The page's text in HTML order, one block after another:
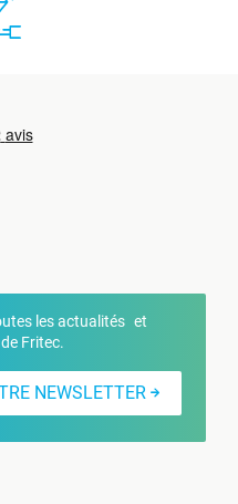
les actualités et
Fritec.
NEWSLETTER